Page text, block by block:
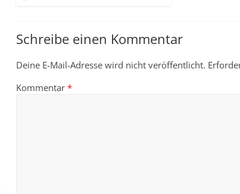
Schreibe einen Kommentar
Deine E-Mail-Adresse wird nicht veröffentlicht.
Kommentar *